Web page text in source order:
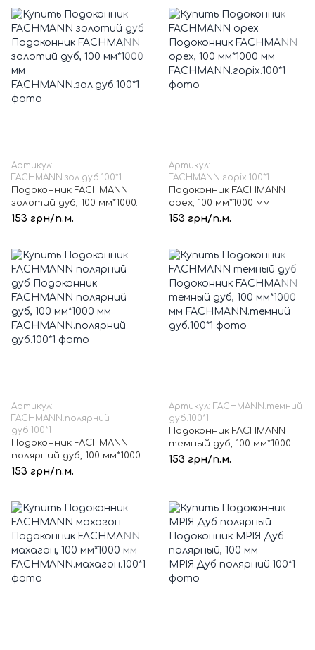
Артикул:
FACHMANN.зол.дуб.100*1
Подоконник FACHMANN
золотий дуб, 100 мм*1000
мм
153 грн/п.м.
Артикул:
FACHMANN.горіх.100*1
Подоконник FACHMANN
орех, 100 мм*1000 мм
153 грн/п.м.
Артикул:
FACHMANN.полярний
дуб.100*1
Подоконник FACHMANN
полярний дуб, 100 мм*1000
мм
153 грн/п.м.
Артикул: FACHMANN.темний
дуб.100*1
Подоконник FACHMANN
темный дуб, 100 мм*1000
мм
153 грн/п.м.